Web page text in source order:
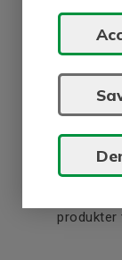
BEVI er til
og